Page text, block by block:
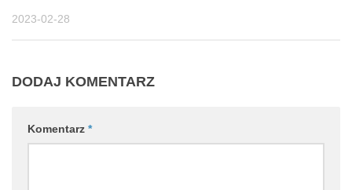
2023-02-28
DODAJ KOMENTARZ
Komentarz *